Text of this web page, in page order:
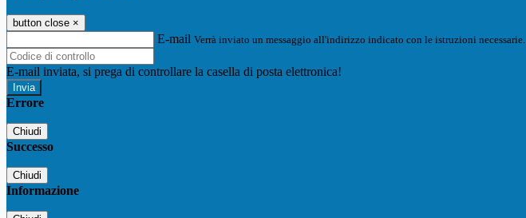
button close ×
E-mail Verrà inviato un messaggio all'indirizzo indicato con le istruzioni necessarie.
E-mail inviata, si prega di controllare la casella di posta elettronica!
Errore
Chiudi
Successo
Chiudi
Informazione